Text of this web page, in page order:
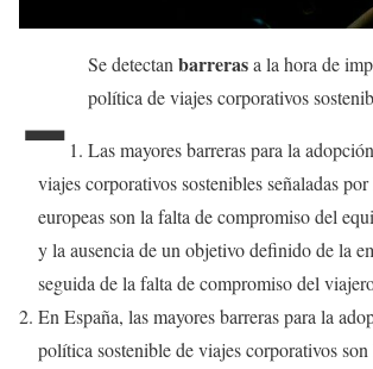
- Se detectanbarrerasa la hora de
política de viajes corporativos
Las mayores barreras para la
viajes corporativos sostenibles señaladas por
europeas son la falta de compromiso del
y la ausencia de un objetivo definido de la
seguida de la falta de compromiso del
En España, las mayores barreras para la
política sostenible de viajes corporativos